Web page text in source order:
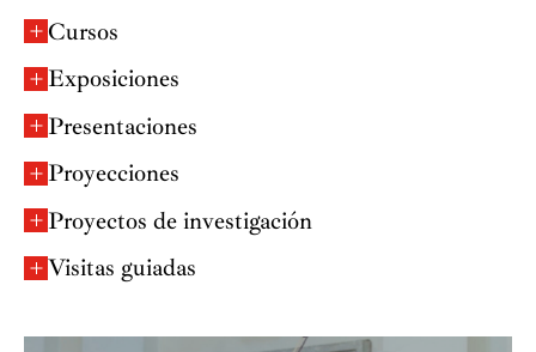
Cursos
Exposiciones
Presentaciones
Proyecciones
Proyectos de investigación
Visitas guiadas